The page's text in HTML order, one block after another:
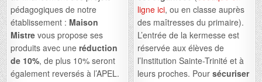
ligne ici, ou en classe auprès
des maîtresses du primaire).
L’entrée de la kermesse est
réservée aux élèves de
l’Institution Sainte-Trinité et à
leurs proches. Poursécuriser
pédagogiques de notre
établissement : Maison
Mistre vous propose ses
produits avec une réduction
de 10%, de plus 10% seront
également reversés à l’APEL.